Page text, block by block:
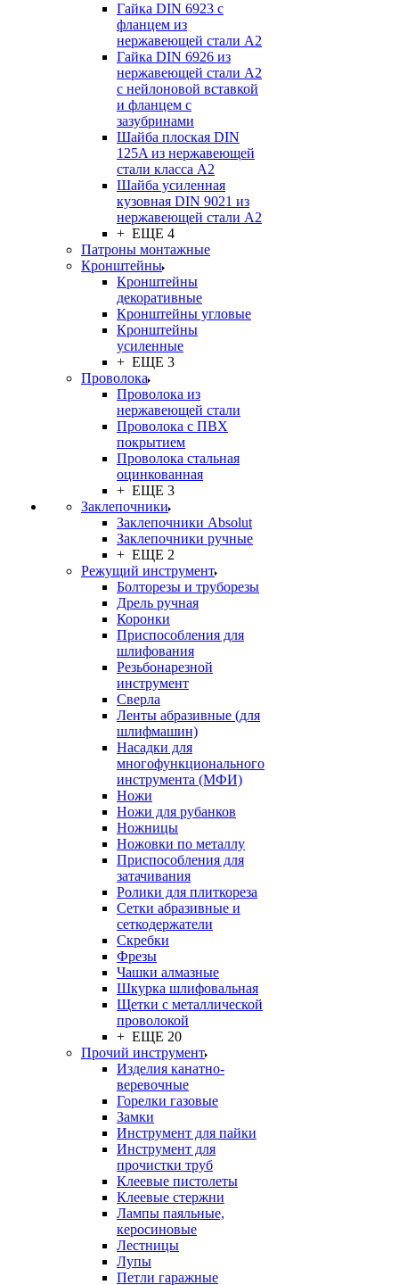
Гайка DIN 6923 с
фланцем из
нержавеющей стали А2
Гайка DIN 6926 из
нержавеющей стали А2
с нейлоновой вставкой
и фланцем с
зазубринами
Шайба плоская DIN
125A из нержавеющей
стали класса A2
Шайба усиленная
кузовная DIN 9021 из
нержавеющей стали А2
+ ЕЩЕ 4
Патроны монтажные
Кронштейны
Кронштейны
декоративные
Кронштейны угловые
Кронштейны
усиленные
+ ЕЩЕ 3
Проволока
Проволока из
нержавеющей стали
Проволока с ПВХ
покрытием
Проволока стальная
оцинкованная
+ ЕЩЕ 3
Заклепочники
Заклепочники Absolut
Заклепочники ручные
+ ЕЩЕ 2
Режущий инструмент
Болторезы и труборезы
Дрель ручная
Коронки
Приспособления для
шлифования
Резьбонарезной
инструмент
Сверла
Ленты абразивные (для
шлифмашин)
Насадки для
многофункционального
инструмента (МФИ)
Ножи
Ножи для рубанков
Ножницы
Ножовки по металлу
Приспособления для
затачивания
Ролики для плиткореза
Сетки абразивные и
сеткодержатели
Скребки
Фрезы
Чашки алмазные
Шкурка шлифовальная
Щетки с металлической
проволокой
+ ЕЩЕ 20
Прочий инструмент
Изделия канатно-
веревочные
Горелки газовые
Замки
Инструмент для пайки
Инструмент для
прочистки труб
Клеевые пистолеты
Клеевые стержни
Лампы паяльные,
керосиновые
Лестницы
Лупы
Петли гаражные